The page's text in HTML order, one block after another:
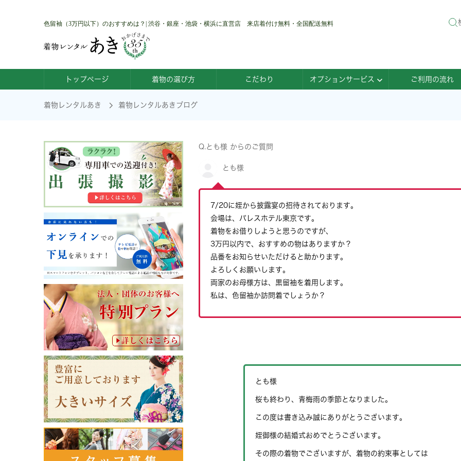
色留袖（3万円以下）のおすすめは？| 渋谷・銀座・池袋・横浜に直営店 来店着付け無料・全国配送無料
トップページ 着物の選び方 こだわり オプションサービス ご利用の流れ
着物レンタルあき 着物レンタルあきブログ
Q.とも様 からのご質問
とも様
7/20に姪から披露宴の招待されております。
会場は、パレスホテル東京です。
着物をお借りしようと思うのですが、
3万円以内で、おすすめの物はありますか？
品番をお知らせいただけると助かります。
よろしくお願いします。
両家のお母様方は、黒留袖を着用します。
私は、色留袖か訪問着でしょうか？
とも様
桜も終わり、青梅雨の季節となりました。
この度は書き込み誠にありがとうございます。
姪御様の結婚式おめでとうございます。
その際の着物でございますが、着物の約束事としては